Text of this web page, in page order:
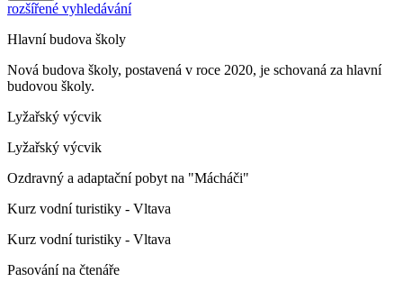
rozšířené vyhledávání
Hlavní budova školy
Nová budova školy, postavená v roce 2020, je schovaná za hlavní
budovou školy.
Lyžařský výcvik
Lyžařský výcvik
Ozdravný a adaptační pobyt na "Mácháči"
Kurz vodní turistiky - Vltava
Kurz vodní turistiky - Vltava
Pasování na čtenáře